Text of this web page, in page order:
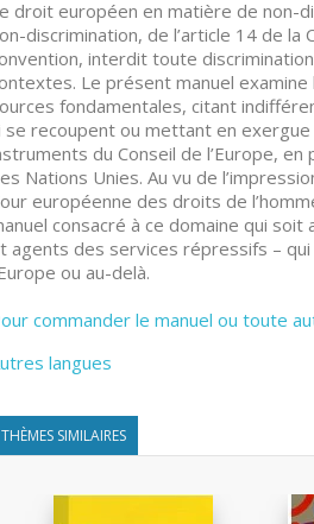
droit européen en matière de non-
discrimination, de l’article 14 de
interdit toute
Le présent manuel
fondamentales, citant
se recoupent ou mettant en
du Conseil de l’Europe,
Nations Unies. Au vu de
européenne des droits de
consacré à ce domaine qui
agents des services répressifs –
ou au-delà.
commander le manuel ou toute
langues
THÈMES SIMILAIRES